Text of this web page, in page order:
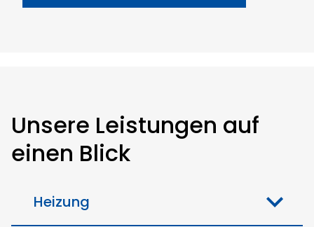
Unsere Leistungen auf
einen Blick
Heizung